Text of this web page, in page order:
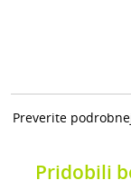
Preverite
Pridobili